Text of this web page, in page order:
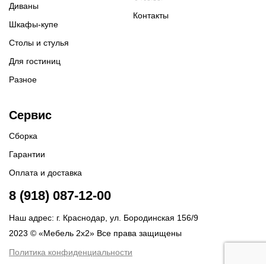
Диваны
Шкафы-купе
Столы и стулья
Для гостиниц
Разное
Контакты
Сервис
Сборка
Гарантии
Оплата и доставка
8 (918) 087-12-00
Наш адрес: г. Краснодар, ул. Бородинская 156/9
2023 © «Мебель 2x2» Все права защищены
Политика конфиденциальности